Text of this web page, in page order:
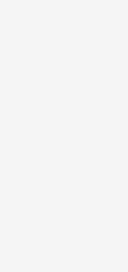
bij
en LUTS
(urine)